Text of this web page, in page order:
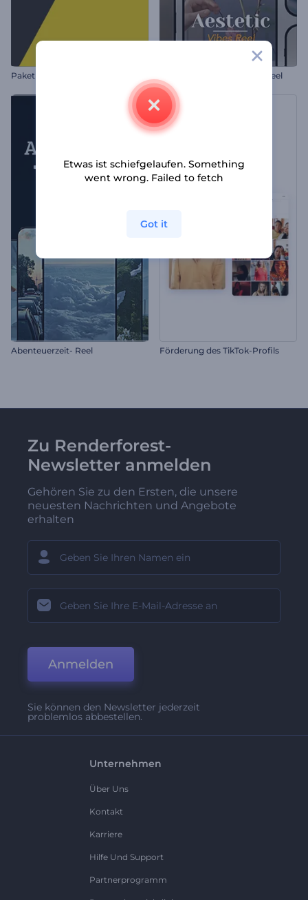
Paket mit Motion-Titeln Ästhetische Atmosphäre Reel
Abenteuerzeit- Reel Förderung des TikTok-Profils
Zu Renderforest-
Newsletter anmelden
Gehören Sie zu den Ersten, die unsere
neuesten Nachrichten und Angebote
erhalten
Anmelden
Sie können den Newsletter jederzeit
problemlos abbestellen.
Unternehmen
Über Uns
Kontakt
Karriere
Hilfe Und Support
Partnerprogramm
Etwas ist schiefgelaufen. Something
went wrong. Failed to fetch
Got it